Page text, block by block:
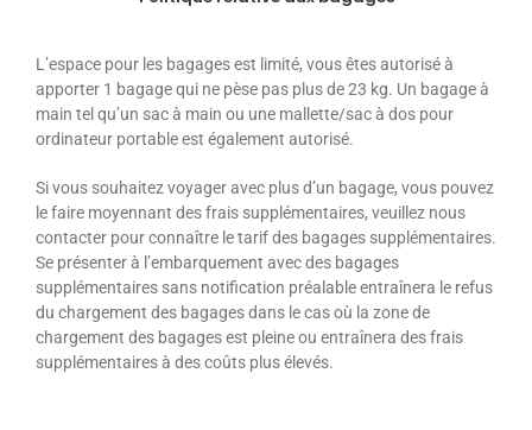
L’espace pour les bagages est limité, vous êtes autorisé à
apporter 1 bagage qui ne pèse pas plus de 23 kg. Un bagage à
main tel qu’un sac à main ou une mallette/sac à dos pour
ordinateur portable est également autorisé.
Si vous souhaitez voyager avec plus d’un bagage, vous pouvez
le faire moyennant des frais supplémentaires, veuillez nous
contacter pour connaître le tarif des bagages supplémentaires.
Se présenter à l’embarquement avec des bagages
supplémentaires sans notification préalable entraînera le refus
du chargement des bagages dans le cas où la zone de
chargement des bagages est pleine ou entraînera des frais
supplémentaires à des coûts plus élevés.